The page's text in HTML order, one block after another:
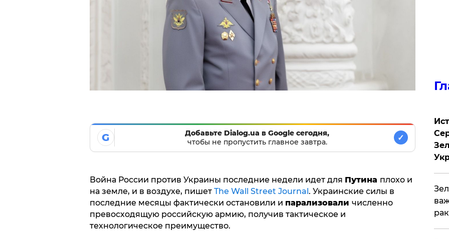
G
Добавьте Dialog.ua в Google сегодня,
чтобы не пропустить главное завтра.
✓
Война России против Украины последние недели идет для Путина плохо и
на земле, и в воздухе, пишет The Wall Street Journal . Украинские силы в
последние месяцы фактически остановили и парализовали численно
превосходящую российскую армию, получив тактическое и
технологическое преимущество.